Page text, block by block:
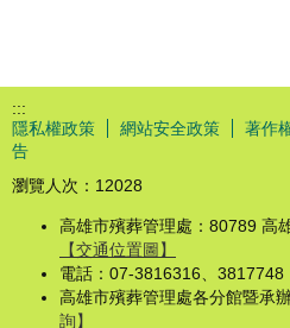
:::
隱私權政策
網站安全政策 著作
告
瀏覽人次： 12028
高雄市殯葬管理處：80789 高
【交通位置圖】
電話：07-3816316、3817748
高雄市殯葬管理處各分館暨承
詢】